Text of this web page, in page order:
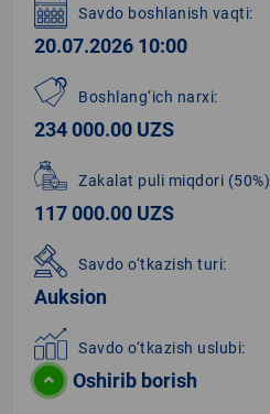
Savdo boshlanish vaqti:
20.07.2026 10:00
Boshlang‘ich narxi:
234 000.00 UZS
Zakalat puli miqdori (50%)
117 000.00 UZS
Savdo o‘tkazish turi:
Auksion
Savdo o‘tkazish uslubi:
Oshirib borish